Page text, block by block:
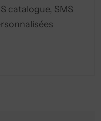
catalogue, SMS